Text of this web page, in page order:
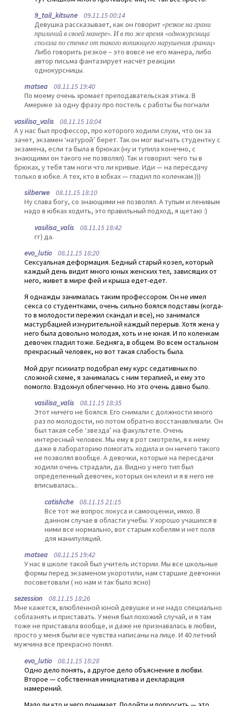
9_tail_kitsune 09.11.15 00:14
Девушка рассказывает, как он говорит«резкое на грани
приличий в своей манере». И в то же время «однокурсница
сползла по стенке от такого вопиющего нарушения границ»
Либо говорить резкое – это вовсе не его манера, либо
автор письма фантазирует насчёт реакции
однокурсницы.
matsea 08.11.15 19:40
По моему очень хромает преподавательская этика. В
Америке за одну фразу про постель с работы бы погнали
vasilisa_valis 08.11.15 18:04
А у нас был профессор, про которого ходили слухи, что он за
зачет, экзамен ‘натурой’ берет. Так он мог выгнать студентку с
экзамена, если та была в брюках (ну и тупила конечно, с
знающими он такого не позволял). Так и говорил: чего ты в
брюках, у тебя там ноги что ли кривые. Иди — на пересдачу
только в юбке. А тех, кто в юбках — гладил по коленкам.)))
silberwe 08.11.15 18:10
Ну слава богу, со знающими не позволял. А тупым и ленивым
надо в юбках ходить, это правильный подход, я щетаю :)
vasilisa_valis 08.11.15 18:42
гг) да.
evo_lutio08.11.15 18:20
Сексуальная деформация. Бедный старый козел, который
каждый день видит много юных женских тел, зависящих от
него, живет в мире фей и крыша едет-едет.
Я однажды занималась таким профессором. Он не имел
секса со студентками, очень сильно боялся подставы (когда-
то в молодости пережил скандал и все), но занимался
мастурбацией изнурительной каждый перерыв. Хотя жена у
него была довольно молодая, хоть и не юная. И по коленкам
девочек гладил тоже. Бедняга, в общем. Во всем остальном
прекрасный человек, но вот такая слабость была.
Мой друг психиатр подобрал ему курс седативных по
сложной схеме, я занималась с ним терапией, и ему это
помогло. Вздохнул облегченно. Но это очень давно было.
vasilisa_valis 08.11.15 18:35
Этот ничего не боялся. Его снимали с должности много
раз по молодости, но потом обратно восстанавливали. Он
был такая себе ‘звезда’ на факультете. Очень
интересный человек. Мы ему в рот смотрели, я к нему
даже в лабораторию помогать ходила и он ничего такого
не позволял вообще. А девочки, которые на пересдачи
ходили очень страдали, да. Видно у него тип был
определенный девочек, которых он клеил и я в него не
вписывалась..
catishche 08.11.15 21:15
Все тот же вопрос локуса и самооценки, имхо. В
данном случае в области учебы. У хорошо учашихся в
ними все нормально, вот старым кобелям и нет поля
для манипуляций.
matsea 08.11.15 19:42
У нас в школе такой был учитель истории. Мы все школьные
формы перед экзаменом укоротили, нам старшие девчонки
посоветовали ( но нам и так было ясно)
sezession 08.11.15 18:26
Мне кажется, влюбленной юной девушке и не надо специально
соблазнять и приставать. У меня был похожий случай, и я там
тоже не приставала вообще, и даже не признавалась в любви,
просто у меня были все чувства написаны на лице. И 40 летний
мужчина все прекрасно понял.
evo_lutio08.11.15 18:28
Одно дело понять, а другое дело объяснение в любви.
Второе — собственная инициатива и декларация
намерений.